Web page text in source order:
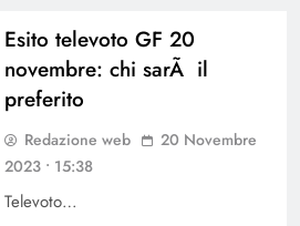
Esito televoto GF 20
novembre: chi sarÃ il
preferito
Redazione web
20 Novembre
2023 • 15:38
Televoto…